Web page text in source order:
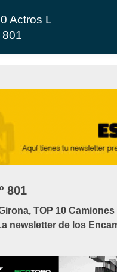
Actros L
801
801
TOP 10
newsletter de los